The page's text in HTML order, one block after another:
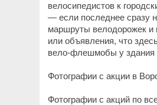
велосипедистов к
— если последнее сразу
маршруты велодорожек и
или объявления, что
вело-флешмобы у здания
Фотографии с акции в
Фотографии с акций по